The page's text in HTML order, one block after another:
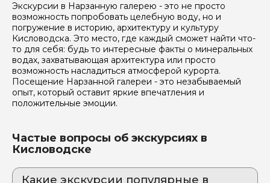
Экскурсии в Нарзанную галерею - это не просто
возможность попробовать целебную воду, но и
погружение в историю, архитектуру и культуру
Кисловодска. Это место, где каждый сможет найти что-
то для себя: будь то интересные факты о минеральных
водах, захватывающая архитектура или просто
возможность насладиться атмосферой курорта.
Посещение Нарзанной галереи - это незабываемый
опыт, который оставит яркие впечатления и
положительные эмоции.
Частые вопросы об экскурсиях в
Кисловодске
Какие экскурсии популярные в